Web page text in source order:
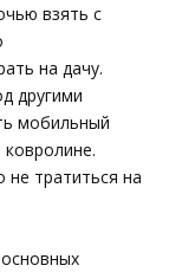
взять с
на дачу.
другими
мобильный
тратиться на